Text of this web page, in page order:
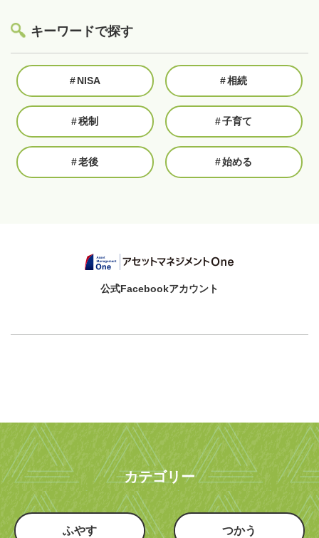
キーワードで探す
#NISA #相続
#税制 #子育て
#老後 #始める
公式Facebookアカウント
カテゴリー
ふやす つかう